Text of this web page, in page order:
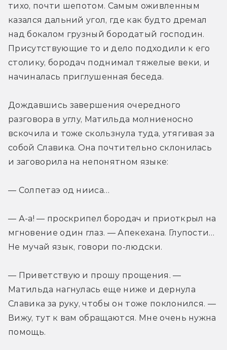
тихо, почти шепотом. Самым оживленным
казался дальний угол, где как будто дремал
над бокалом грузный бородатый господин.
Присутствующие то и дело подходили к его
столику, бородач поднимал тяжелые веки, и
начиналась приглушенная беседа.
Дождавшись завершения очередного
разговора в углу, Матильда молниеносно
вскочила и тоже скользнула туда, утягивая за
собой Славика. Она почтительно склонилась
и заговорила на непонятном языке:
— Солпетаэ од нииса…
— А-а! — проскрипел бородач и приоткрыл на
мгновение один глаз. — Апекехана. Глупости…
Не мучай язык, говори по-людски.
— Приветствую и прошу прощения. —
Матильда нагнулась еще ниже и дернула
Славика за руку, чтобы он тоже поклонился. —
Вижу, тут к вам обращаются. Мне очень нужна
помощь.